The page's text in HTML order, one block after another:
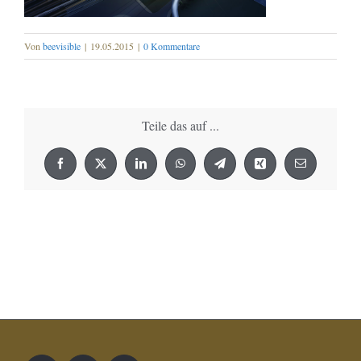
Von beevisible | 19.05.2015 | 0 Kommentare
Teile das auf ...
FacebookX LinkedInWhatsAppTelegramXing
E-
Mail